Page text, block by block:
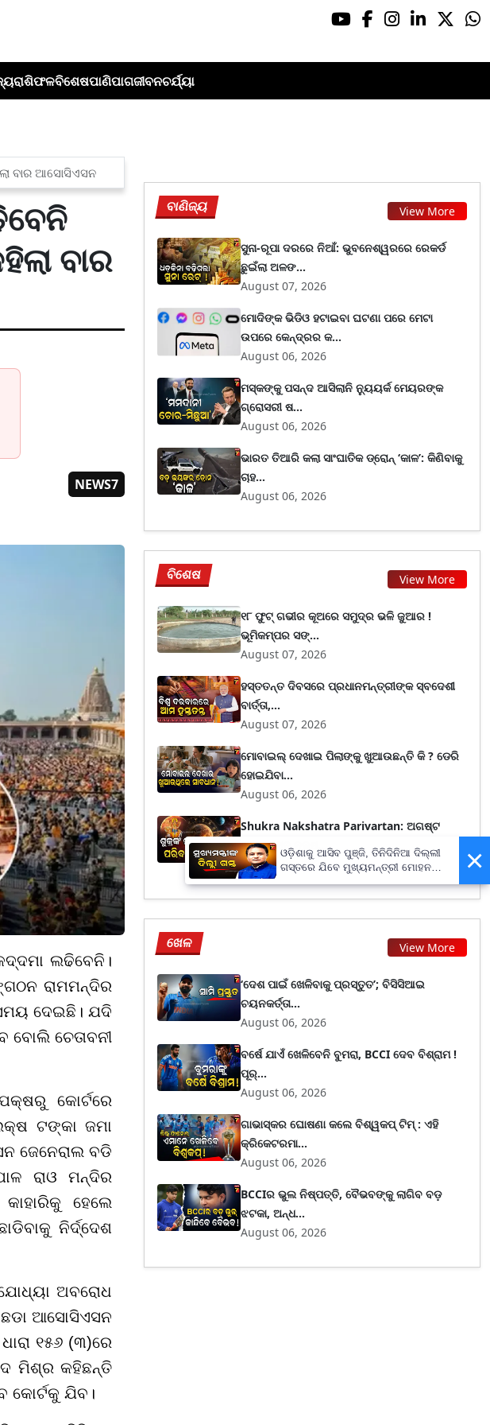
ରାଶିଫଳବିଶେଷପାଣିପାଗଜୀବନଚର୍ଯ୍ୟା
ବାର ଆସୋସିଏସନ
ବାର
NEWS7
ଲଢିବେନି।
ରାମମନ୍ଦିର
ଦେଇଛି। ଯଦି
ବୋଲି ଚେତାବନୀ
କୋର୍ଟରେ
ଟଙ୍କା ଜମା
ଜେନେରାଲ ବଡି
ରାଓ ମନ୍ଦିର
ହେଲେ
ନିର୍ଦ୍ଦେଶ
ଅବରୋଧ
ଆସୋସିଏସନ
୧୫୬ (୩)ରେ
ମିଶ୍ର କହିଛନ୍ତି
କୋର୍ଟକୁ ଯିବ।
ବାଣିଜ୍ୟ View More
ସୁନା-ରୂପା ଦରରେ ନିଆଁ: ଭୁବନେଶ୍ୱରରେ ରେକର୍ଡ
ଛୁଇଁଲା ଅଳଙ...
August 07, 2026
ମୋଦିଙ୍କ ଭିଡିଓ ହଟାଇବା ଘଟଣା ପରେ ମେଟା
ଉପରେ କେନ୍ଦ୍ରର କ...
August 06, 2026
ମସ୍କଙ୍କୁ ପସନ୍ଦ ଆସିଲାନି ନ୍ୟୁୟର୍କ ମେୟରଙ୍କ
ଗ୍ରୋସରୀ ଷ...
August 06, 2026
ଭାରତ ତିଆରି କଲା ସାଂଘାତିକ ଡ୍ରୋନ୍ ‘କାଳ’: କିଣିବାକୁ
ଚାହ...
August 06, 2026
ବିଶେଷ View More
୧୮ ଫୁଟ୍ ଗଭୀର କୂଅରେ ସମୁଦ୍ର ଭଳି ଜୁଆର !
ଭୂମିକମ୍ପର ସଙ୍...
August 07, 2026
ହସ୍ତତନ୍ତ ଦିବସରେ ପ୍ରଧାନମନ୍ତ୍ରୀଙ୍କ ସ୍ବଦେଶୀ
ବାର୍ତ୍ତା,...
August 07, 2026
ମୋବାଇଲ୍ ଦେଖାଇ ପିଲାଙ୍କୁ ଖୁଆଉଛନ୍ତି କି ? ଡେରି
ହୋଇଯିବା...
August 06, 2026
Shukra Nakshatra Parivartan: ଅଗଷ୍ଟ
୧୧ରେ ହସ୍ତ ନକ୍ଷ...
August 06, 2026
ଖେଳ View More
‘ଦେଶ ପାଇଁ ଖେଳିବାକୁ ପ୍ରସ୍ତୁତ’; ବିସିସିଆଇ
ଚୟନକର୍ତ୍ତା...
August 06, 2026
ବର୍ଷେ ଯାଏଁ ଖେଳିବେନି ବୁମରା, BCCI ଦେବ ବିଶ୍ରାମ !
ପୂର୍...
August 06, 2026
ଗାଭାସ୍କର ଘୋଷଣା କଲେ ବିଶ୍ୱକପ୍ ଟିମ୍ : ଏହି
କ୍ରିକେଟରମା...
August 06, 2026
BCCIର ଭୁଲ ନିଷ୍ପତ୍ତି, ବୈଭବଙ୍କୁ ଲାଗିବ ବଡ଼
ଝଟକା, ଅନ୍ଧ...
August 06, 2026
×
ଓଡ଼ିଶାକୁ ଆସିବ ପୁଞ୍ଜି, ତିନିଦିନିଆ ଦିଲ୍ଲୀ
ଗସ୍ତରେ ଯିବେ ମୁଖ୍ୟମନ୍ତ୍ରୀ ମୋହନ
ମାଝୀ